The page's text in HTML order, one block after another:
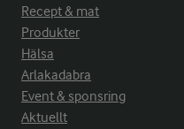
Recept & mat
Produkter
Hälsa
Arlakadabra
Event & sponsring
Aktuellt